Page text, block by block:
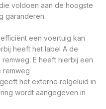
voldoen aan de hoogste
garanderen.
een voertuig kan
heeft het label A de
E heeft hierbij een
remweg
het externe rolgeluid in
wordt aangegeven in